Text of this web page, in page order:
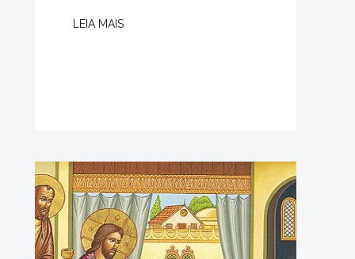
LEIA MAIS